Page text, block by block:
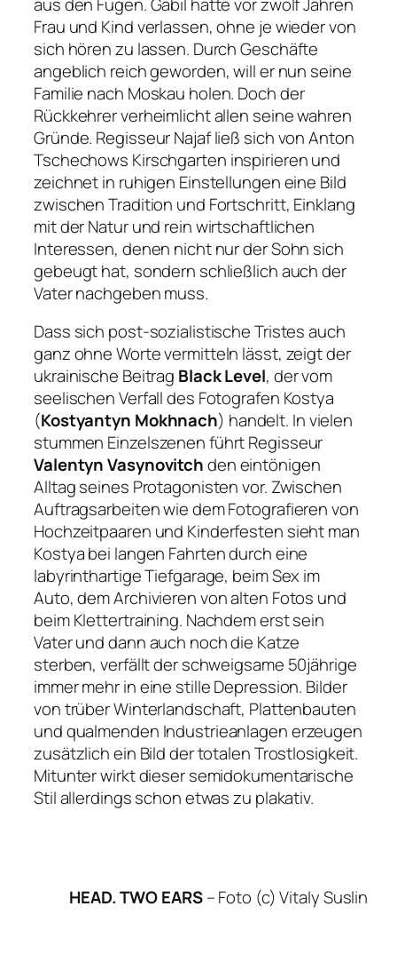
Frau und Kind verlassen, ohne je wieder von
sich hören zu lassen. Durch Geschäfte
angeblich reich geworden, will er nun seine
Familie nach Moskau holen. Doch der
Rückkehrer verheimlicht allen seine wahren
Gründe. Regisseur Najaf ließ sich von Anton
Tschechows Kirschgarten inspirieren und
zeichnet in ruhigen Einstellungen eine Bild
zwischen Tradition und Fortschritt, Einklang
mit der Natur und rein wirtschaftlichen
Interessen, denen nicht nur der Sohn sich
gebeugt hat, sondern schließlich auch der
Vater nachgeben muss.
Dass sich post-sozialistische Tristes auch
ganz ohne Worte vermitteln lässt, zeigt der
ukrainische Beitrag Black Level, der vom
seelischen Verfall des Fotografen Kostya
(Kostyantyn Mokhnach) handelt. In vielen
stummen Einzelszenen führt Regisseur
Valentyn Vasynovitchden eintönigen
Alltag seines Protagonisten vor. Zwischen
Auftragsarbeiten wie dem Fotografieren von
Hochzeitpaaren und Kinderfesten sieht man
Kostya bei langen Fahrten durch eine
labyrinthartige Tiefgarage, beim Sex im
Auto, dem Archivieren von alten Fotos und
beim Klettertraining. Nachdem erst sein
Vater und dann auch noch die Katze
sterben, verfällt der schweigsame 50jährige
immer mehr in eine stille Depression. Bilder
von trüber Winterlandschaft, Plattenbauten
und qualmenden Industrieanlagen erzeugen
zusätzlich ein Bild der totalen Trostlosigkeit.
Mitunter wirkt dieser semidokumentarische
Stil allerdings schon etwas zu plakativ.
HEAD. TWO EARS–Foto (c) Vitaly Suslin